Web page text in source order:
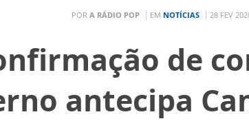
POR A RÁDIO POP EM NOTÍCIAS 28 FEV
de
antecipa